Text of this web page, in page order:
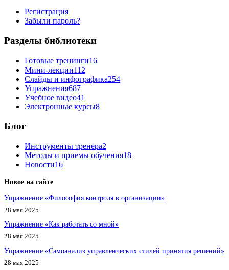
Регистрация
Забыли пароль?
Разделы библиотеки
Готовые тренинги16
Мини-лекции112
Слайды и инфографика254
Упражнения687
Учебное видео41
Электронные курсы8
Блог
Инструменты тренера2
Методы и приемы обучения18
Новости16
Новое на сайте
Упражнение «Философия контроля в организации»
28 мая 2025
Упражнение «Как работать со мной»
28 мая 2025
Упражнение «Самоанализ управленческих стилей принятия решений»
28 мая 2025